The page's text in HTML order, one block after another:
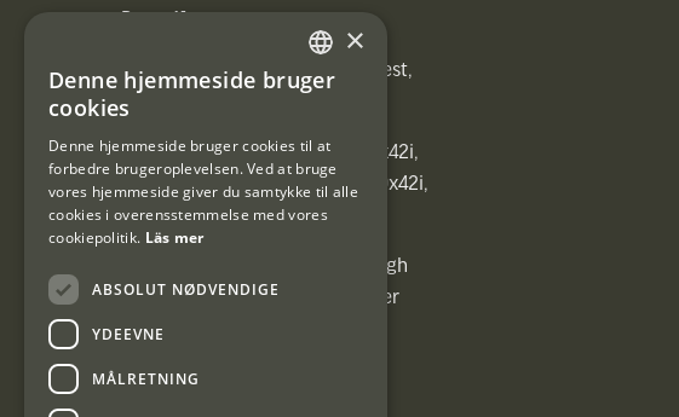
[ih_use_fallback_field(Heated vest,
Heated vest)]
[ih_use_fallback_field(C6 1,7-10x42i,
6ggr förstoringsväxel!, C6 1,7-10x42i,
6ggr förstoringsväxel!)]
[ih_use_fallback_field(Carrier High
Energy Professional 15kg, Carrier
High Energy Professional 15kg)]
SWEDISH
×
Denne hjemmeside bruger
cookies
Denne hjemmeside bruger cookies til at
forbedre brugeroplevelsen. Ved at bruge
vores hjemmeside giver du samtykke til alle
cookies i overensstemmelse med vores
cookiepolitik. Läs mer
ABSOLUT NØDVENDIGE
YDEEVNE
MÅLRETNING